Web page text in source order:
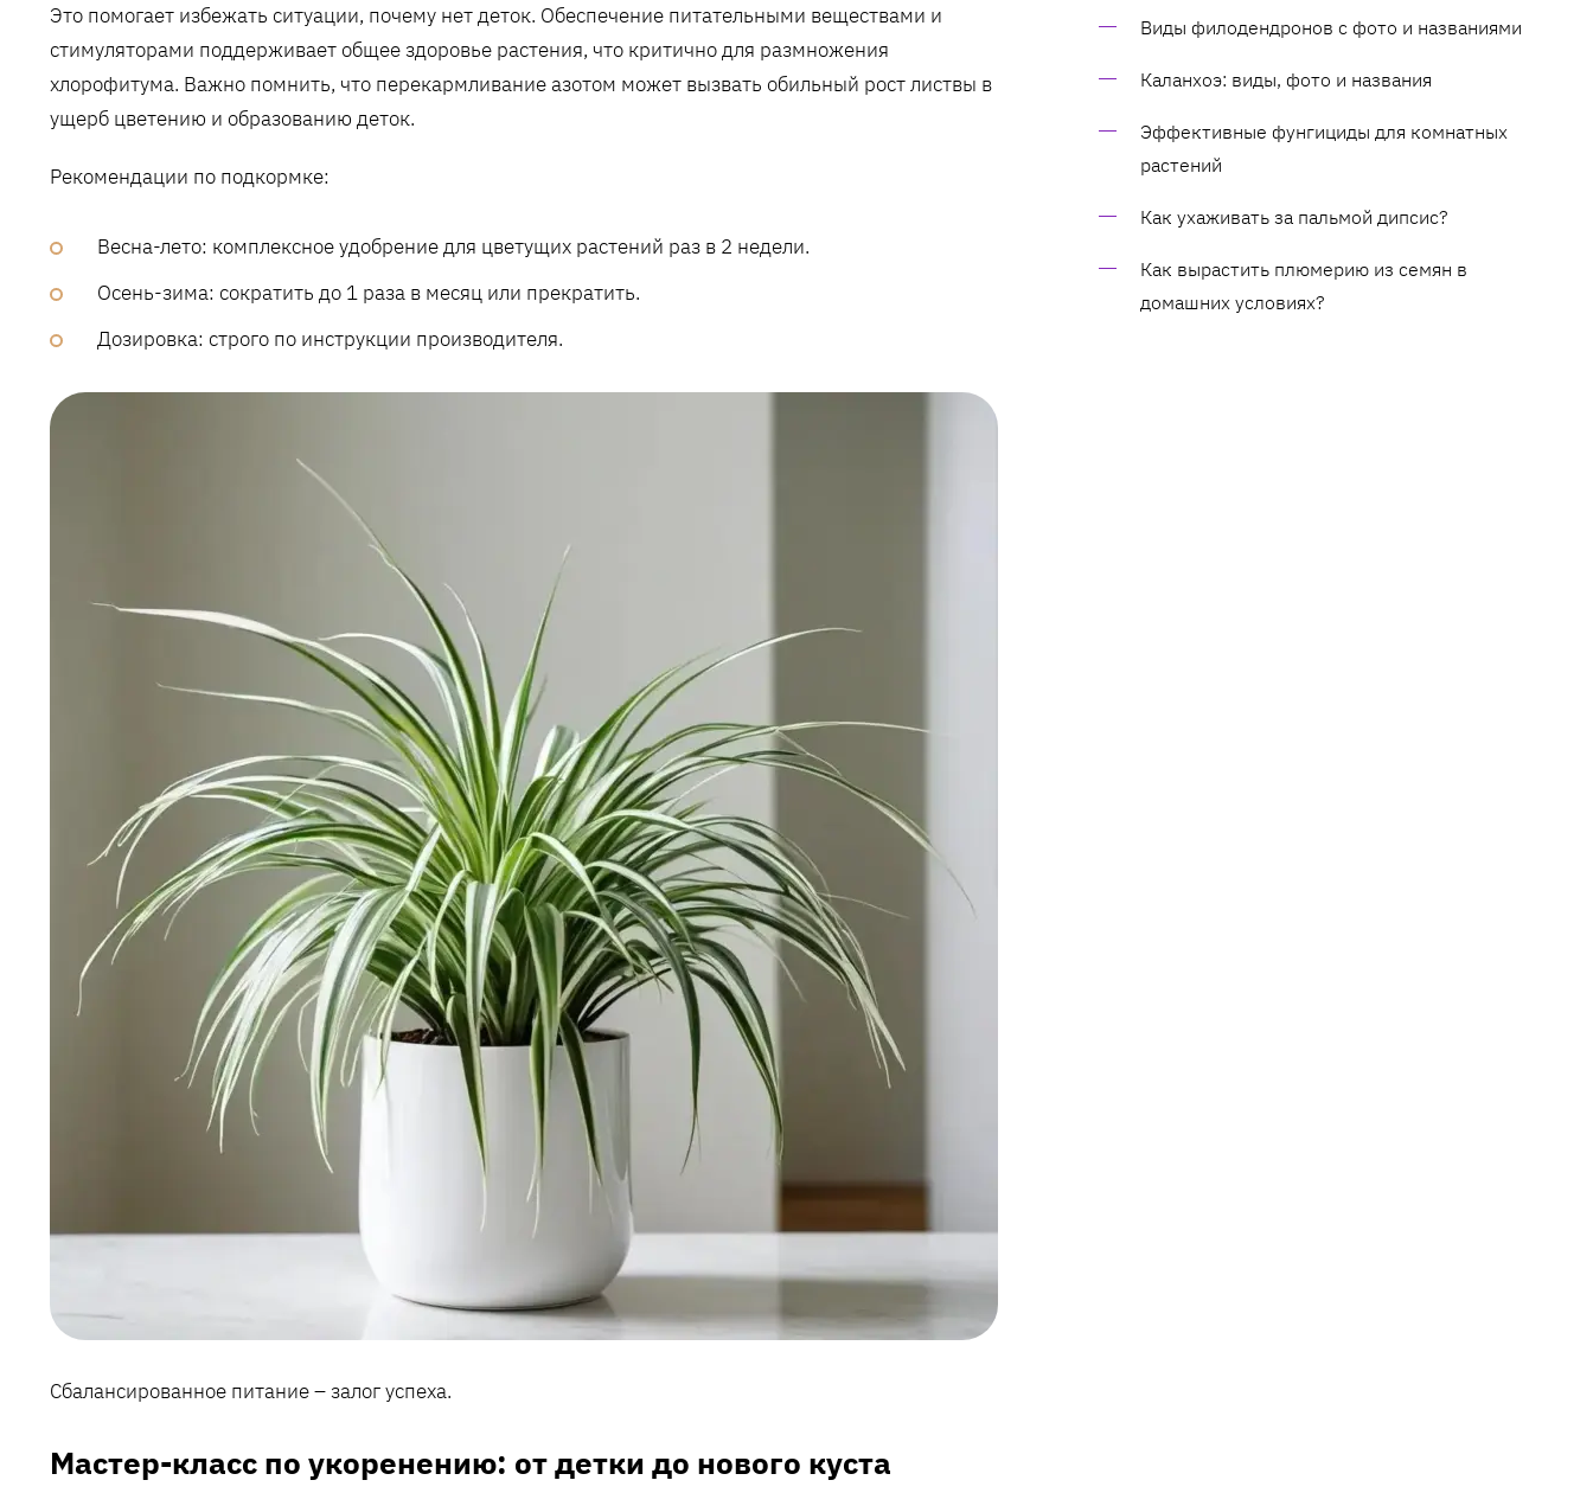
Это помогает избежать ситуации, почему нет деток. Обеспечение питательными веществами и
стимуляторами поддерживает общее здоровье растения, что критично для размножения
хлорофитума. Важно помнить, что перекармливание азотом может вызвать обильный рост листвы в
ущерб цветению и образованию деток.
Рекомендации по подкормке:
Весна-лето: комплексное удобрение для цветущих растений раз в 2 недели.
Осень-зима: сократить до 1 раза в месяц или прекратить.
Дозировка: строго по инструкции производителя.
Сбалансированное питание – залог успеха.
Мастер-класс по укоренению: от детки до нового куста
Виды филодендронов с фото и названиями
Каланхоэ: виды, фото и названия
Эффективные фунгициды для комнатных
растений
Как ухаживать за пальмой дипсис?
Как вырастить плюмерию из семян в
домашних условиях?